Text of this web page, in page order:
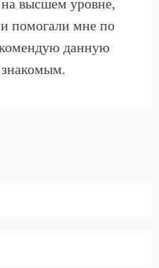
высшем уровне,
и помогали мне по
данную